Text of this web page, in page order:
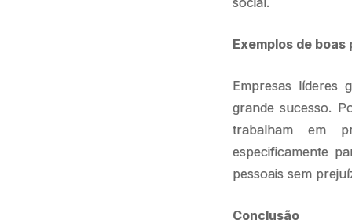
Exemplos de
Empresas líderes
grande sucesso.
trabalham em
especificamente
pessoais sem
Conclusão